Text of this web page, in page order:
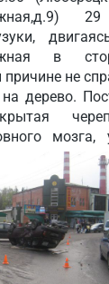
в
причине не
дерево.
мозга,